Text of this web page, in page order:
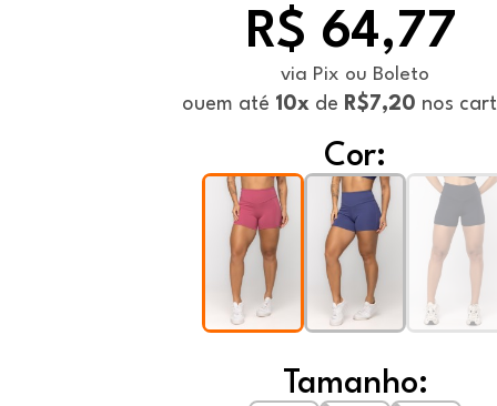
R$ 64,77
via Pix ou Boleto
ouem até 10xde R$7,20 nos
Cor:
Tamanho: